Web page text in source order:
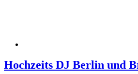
Hochzeits DJ Berlin und